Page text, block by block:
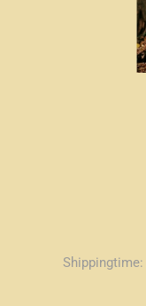
Shippingtime: